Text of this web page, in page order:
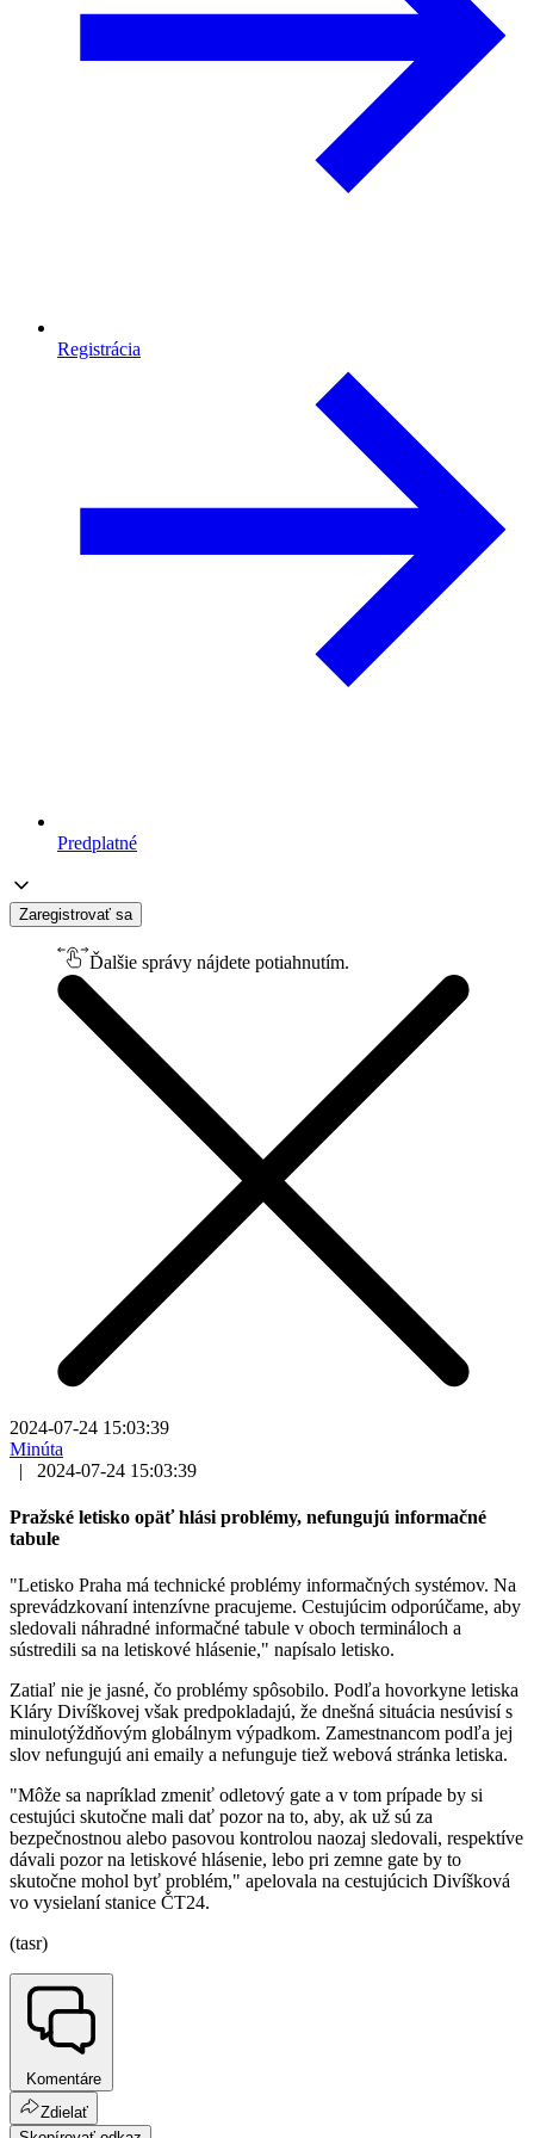
Registrácia
Predplatné
Zaregistrovať sa
Ďalšie správy nájdete potiahnutím.
2024-07-24 15:03:39
Minúta
|
2024-07-24 15:03:39
Pražské letisko opäť hlási problémy, nefungujú informačné
tabule
"Letisko Praha má technické problémy informačných systémov. Na
sprevádzkovaní intenzívne pracujeme. Cestujúcim odporúčame, aby
sledovali náhradné informačné tabule v oboch termináloch a
sústredili sa na letiskové hlásenie," napísalo letisko.
Zatiaľ nie je jasné, čo problémy spôsobilo. Podľa hovorkyne letiska
Kláry Divíškovej však predpokladajú, že dnešná situácia nesúvisí s
minulotýždňovým globálnym výpadkom. Zamestnancom podľa jej
slov nefungujú ani emaily a nefunguje tiež webová stránka letiska.
"Môže sa napríklad zmeniť odletový gate a v tom prípade by si
cestujúci skutočne mali dať pozor na to, aby, ak už sú za
bezpečnostnou alebo pasovou kontrolou naozaj sledovali, respektíve
dávali pozor na letiskové hlásenie, lebo pri zemne gate by to
skutočne mohol byť problém," apelovala na cestujúcich Divíšková
vo vysielaní stanice ČT24.
(tasr)
Komentáre
Zdielať